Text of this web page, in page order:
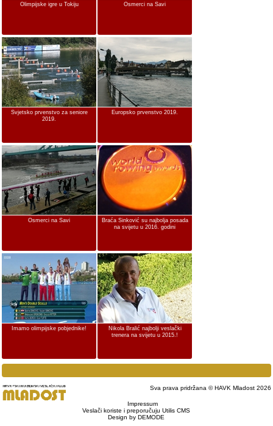
Olimpijske igre u Tokiju Osmerci na Savi
Svjetsko prvenstvo za seniore
2019.
Europsko prvenstvo 2019.
Osmerci na Savi
Braća Sinković su najbolja posada
na svijetu u 2016. godini
Imamo olimpijske pobjednike!
Nikola Bralić najbolji veslački
trenera na svijetu u 2015.!
Sva prava pridržana © HAVK Mladost 2026
Impressum
Veslači koriste i preporučuju Utilis CMS
Design by DEMODE